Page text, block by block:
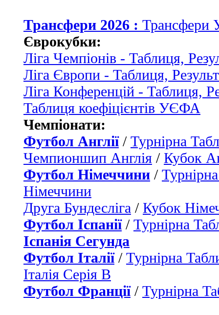
Трансфери 2026 : Трансфери
Єврокубки:
Ліга Чемпіонів - Таблиця,
Ліга Європи - Таблиця,
Ліга Конференцій - Таблиця,
Таблиця коефіцієнтів УЄФА
Чемпіонати:
Футбол Англії/ Турнірна
Чемпионшип Англія / Кубок
Футбол Німеччини /
Німеччини
Друга Бундесліга / Кубок
Футбол Іспанії/ Турнірна
Іспанія Сегунда
Футбол Італії/ Турнірна
Італія Серія B
Футбол Франції/ Турнірна